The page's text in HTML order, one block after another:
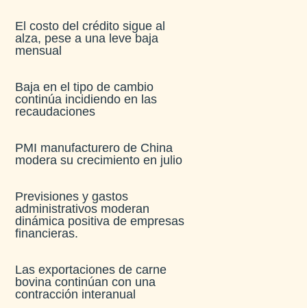
El costo del crédito sigue al
alza, pese a una leve baja
mensual​
Baja en el tipo de cambio
continúa incidiendo en las
recaudaciones​
PMI manufacturero de China
modera su crecimiento en julio​
Previsiones y gastos
administrativos moderan
dinámica positiva de empresas
financieras​.
Las exportaciones de carne
bovina continúan con una
contracción interanual